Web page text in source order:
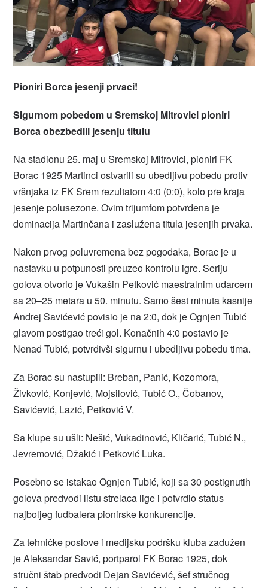
Pioniri Borca jesenji prvaci!
Sigurnom pobedom u Sremskoj Mitrovici pioniri
Borca obezbedili jesenju titulu
Na stadionu 25. maj u Sremskoj Mitrovici, pioniri FK
Borac 1925 Martinci ostvarili su ubedljivu pobedu protiv
vršnjaka iz FK Srem rezultatom 4:0 (0:0), kolo pre kraja
jesenje polusezone. Ovim trijumfom potvrđena je
dominacija Martinčana i zaslužena titula jesenjih prvaka.
Nakon prvog poluvremena bez pogodaka, Borac je u
nastavku u potpunosti preuzeo kontrolu igre. Seriju
golova otvorio je Vukašin Petković maestralnim udarcem
sa 20–25 metara u 50. minutu. Samo šest minuta kasnije
Andrej Savićević povisio je na 2:0, dok je Ognjen Tubić
glavom postigao treći gol. Konačnih 4:0 postavio je
Nenad Tubić, potvrdivši sigurnu i ubedljivu pobedu tima.
Za Borac su nastupili: Breban, Panić, Kozomora,
Živković, Konjević, Mojsilović, Tubić O., Čobanov,
Savićević, Lazić, Petković V.
Sa klupe su ušli: Nešić, Vukadinović, Kličarić, Tubić N.,
Jevremović, Džakić i Petković Luka.
Posebno se istakao Ognjen Tubić, koji sa 30 postignutih
golova predvodi listu strelaca lige i potvrdio status
najboljeg fudbalera pionirske konkurencije.
Za tehničke poslove i medijsku podršku kluba zadužen
je Aleksandar Savić, portparol FK Borac 1925, dok
stručni štab predvodi Dejan Savićević, šef stručnog